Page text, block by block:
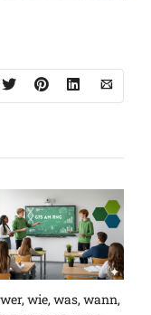
wie, was, wann,